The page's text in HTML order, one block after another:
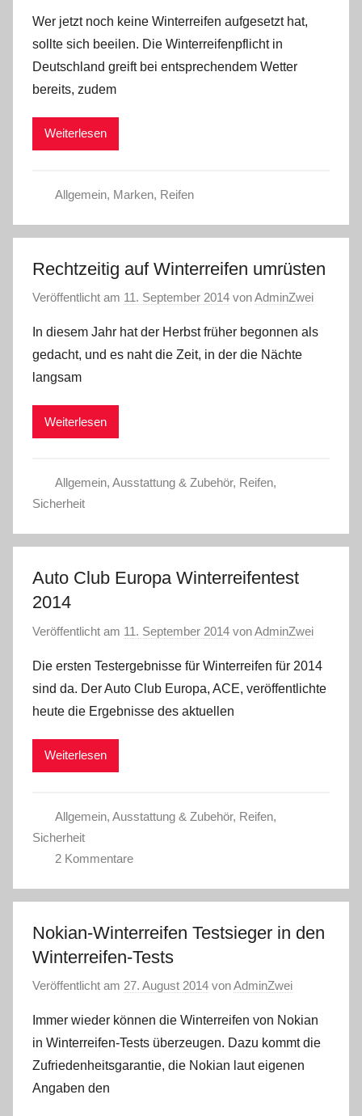
Wer jetzt noch keine Winterreifen aufgesetzt hat,
sollte sich beeilen. Die Winterreifenpflicht in
Deutschland greift bei entsprechendem Wetter
bereits, zudem
Weiterlesen
Allgemein, Marken, Reifen
Rechtzeitig auf Winterreifen umrüsten
Veröffentlicht am 11. September 2014 vonAdminZwei
In diesem Jahr hat der Herbst früher begonnen als
gedacht, und es naht die Zeit, in der die Nächte
langsam
Weiterlesen
Allgemein, Ausstattung & Zubehör, Reifen,
Sicherheit
Auto Club Europa Winterreifentest
2014
Veröffentlicht am 11. September 2014 vonAdminZwei
Die ersten Testergebnisse für Winterreifen für 2014
sind da. Der Auto Club Europa, ACE, veröffentlichte
heute die Ergebnisse des aktuellen
Weiterlesen
Allgemein, Ausstattung & Zubehör, Reifen,
Sicherheit
2 Kommentare
Nokian-Winterreifen Testsieger in den
Winterreifen-Tests
Veröffentlicht am 27. August 2014 vonAdminZwei
Immer wieder können die Winterreifen von Nokian
in Winterreifen-Tests überzeugen. Dazu kommt die
Zufriedenheitsgarantie, die Nokian laut eigenen
Angaben den